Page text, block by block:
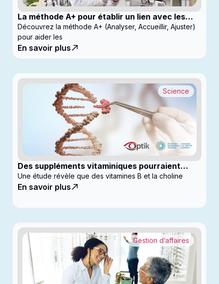
La méthode A+ pour établir un lien avec les
enfants en clinique
Découvrez la méthode A+ (Analyser, Accueillir, Ajuster)
pour aider les
En savoir plus
Des suppléments vitaminiques pourraient
ralentir la progression du glaucome
Science
Une étude révèle que des vitamines B et la choline
En savoir plus
Gestion d’affaires